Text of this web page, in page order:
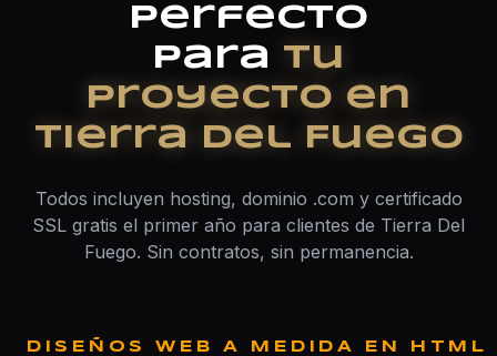
perfecto
para tu
proyecto en
Tierra Del Fuego
Todos incluyen hosting, dominio .com y certificado
SSL gratis el primer año para clientes de Tierra Del
Fuego. Sin contratos, sin permanencia.
DISEÑOS WEB A MEDIDA EN HTML